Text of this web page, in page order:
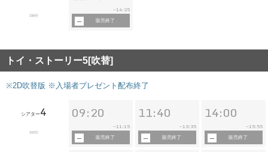
156分
~14:25
販売終了
トイ・ストーリー5[吹替]
※2D吹替版 ※入場者プレゼント配布終了
シアター4
102分
09:20
~11:15
販売終了
11:40
~13:35
販売終了
14:00
~15:55
販売終了